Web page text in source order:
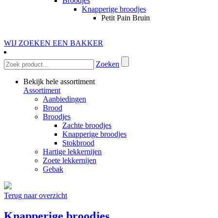
Knapperige broodjes
Petit Pain Bruin
WIJ ZOEKEN EEN BAKKER
Zoeken
Bekijk hele assortiment
Assortiment
Aanbiedingen
Brood
Broodjes
Zachte broodjes
Knapperige broodjes
Stokbrood
Hartige lekkernijen
Zoete lekkernijen
Gebak
Terug naar overzicht